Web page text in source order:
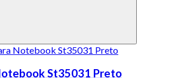
St35031 Preto